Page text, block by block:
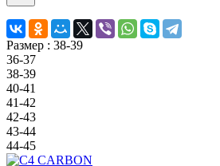
Размер : 38-39
36-37
38-39
40-41
41-42
42-43
43-44
44-45